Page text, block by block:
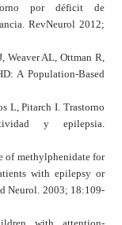
por déficit de
RevNeurol 2012;
AL, Ottman R,
A Population-Based
L, Pitarch I. Trastorno
y epilepsia.
of methylphenidate for
with epilepsy or
Neurol. 2003; 18:109-